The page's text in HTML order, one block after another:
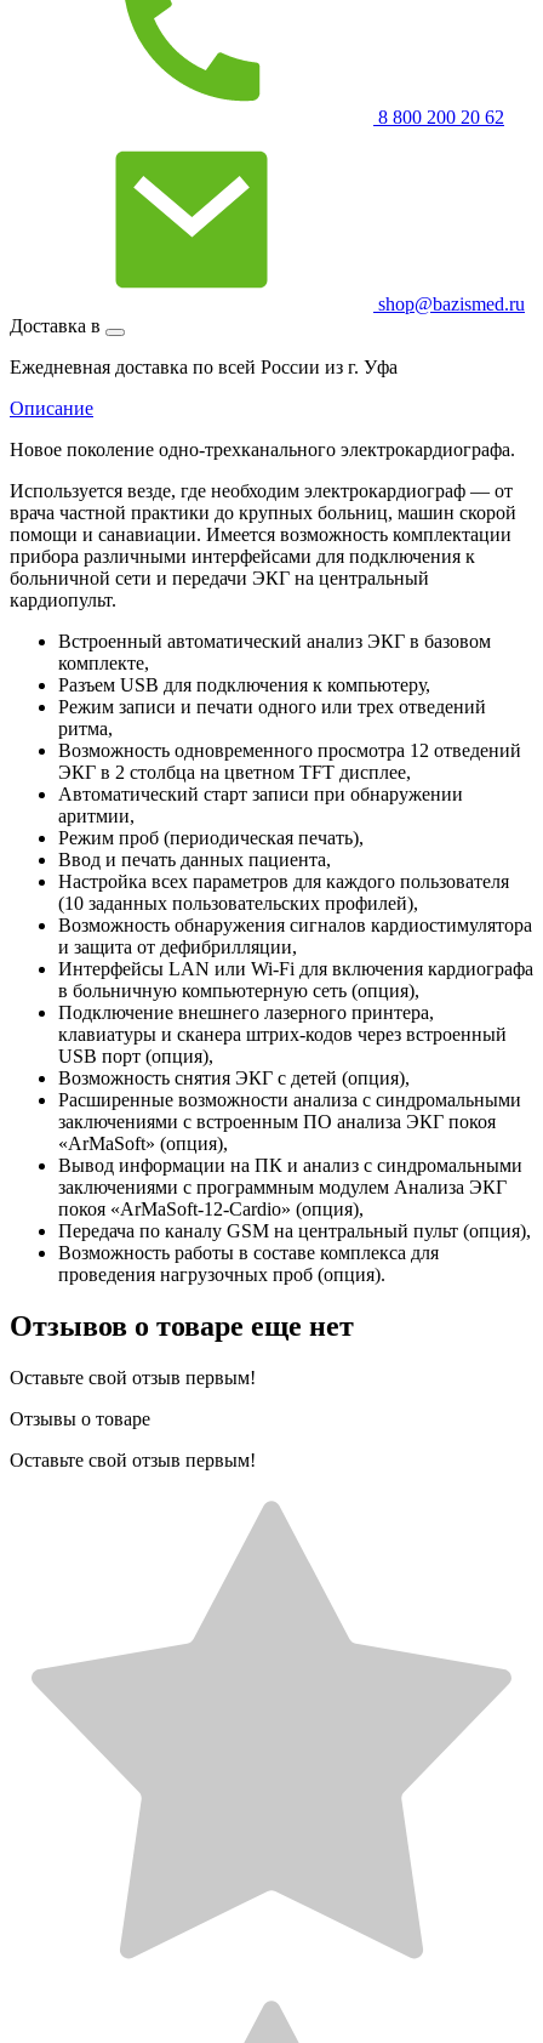
8 800 200 20 62
shop@bazismed.ru
Доставка в
Ежедневная доставка по всей России из г. Уфа
Описание
Новое поколение одно-трехканального электрокардиографа.
Используется везде, где необходим электрокардиограф — от
врача частной практики до крупных больниц, машин скорой
помощи и санавиации. Имеется возможность комплектации
прибора различными интерфейсами для подключения к
больничной сети и передачи ЭКГ на центральный
кардиопульт.
Встроенный автоматический анализ ЭКГ в базовом
комплекте,
Разъем USB для подключения к компьютеру,
Режим записи и печати одного или трех отведений
ритма,
Возможность одновременного просмотра 12 отведений
ЭКГ в 2 столбца на цветном TFT дисплее,
Автоматический старт записи при обнаружении
аритмии,
Режим проб (периодическая печать),
Ввод и печать данных пациента,
Настройка всех параметров для каждого пользователя
(10 заданных пользовательских профилей),
Возможность обнаружения сигналов кардиостимулятора
и защита от дефибрилляции,
Интерфейсы LAN или Wi-Fi для включения кардиографа
в больничную компьютерную сеть (опция),
Подключение внешнего лазерного принтера,
клавиатуры и сканера штрих-кодов через встроенный
USB порт (опция),
Возможность снятия ЭКГ с детей (опция),
Расширенные возможности анализа с синдромальными
заключениями с встроенным ПО анализа ЭКГ покоя
«ArMaSoft» (опция),
Вывод информации на ПК и анализ с синдромальными
заключениями с программным модулем Анализа ЭКГ
покоя «ArMaSoft-12-Cardio» (опция),
Передача по каналу GSM на центральный пульт (опция),
Возможность работы в составе комплекса для
проведения нагрузочных проб (опция).
Отзывов о товаре еще нет
Оставьте свой отзыв первым!
Отзывы о товаре
Оставьте свой отзыв первым!